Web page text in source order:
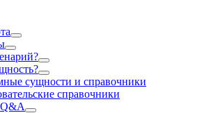
сущности и справочники
справочники
Q&A